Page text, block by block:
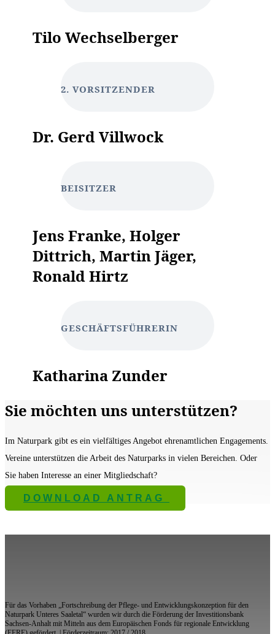
Tilo Wechselberger
2. VORSITZENDER
Dr. Gerd Villwock
BEISITZER
Jens Franke, Holger
Dittrich, Martin Jäger,
Ronald Hirtz
GESCHÄFTSFÜHRERIN
Katharina Zunder
Sie möchten uns unterstützen?
Im Naturpark gibt es ein vielfältiges Angebot ehrenamtlichen Engagements.
Vereine unterstützen die Arbeit des Naturparks in vielen Bereichen. Oder
Sie haben Interesse an einer Mitgliedschaft?
DOWNLOAD ANTRAG
Für das Vorhaben „Fortschreibung der Pflege- und Entwicklungskonzeption für den
Naturpark Unteres Saaletal“ wurden wir durch die Förderung der Investitionsbank
Sachsen-Anhalt mit Mitteln aus dem Europäischen Fonds für regionale Entwicklung